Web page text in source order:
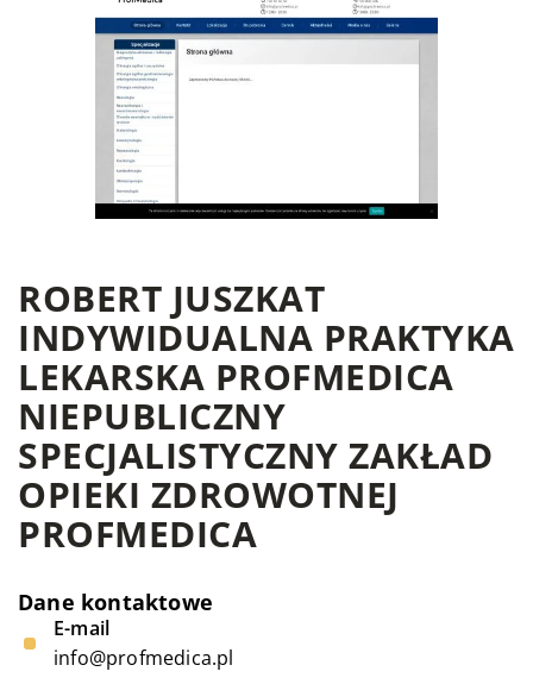
ROBERT JUSZKAT
INDYWIDUALNA PRAKTYKA
LEKARSKA PROFMEDICA
NIEPUBLICZNY
SPECJALISTYCZNY ZAKŁAD
OPIEKI ZDROWOTNEJ
PROFMEDICA
Dane kontaktowe
E-mail
info@profmedica.pl